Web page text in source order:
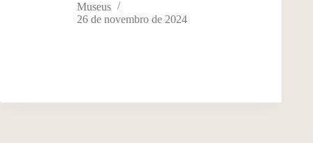
Museus
26 de novembro de 2024